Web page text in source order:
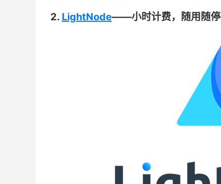
2. LightNode——小时计费，随用随停